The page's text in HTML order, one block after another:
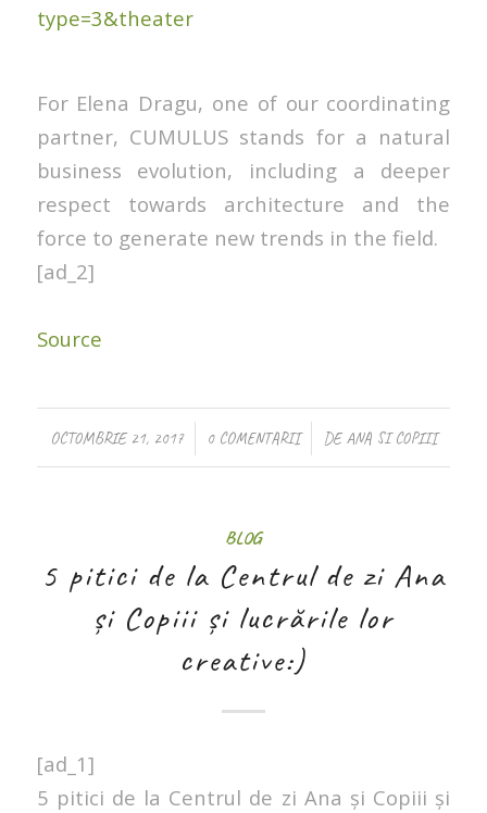
type=3&theater
For Elena Dragu, one of our coordinating
partner, CUMULUS stands for a natural
business evolution, including a deeper
respect towards architecture and the
force to generate new trends in the field.
[ad_2]
Source
OCTOMBRIE 21, 2017
/ 0 COMENTARII
/ DE ANA SI COPIII
BLOG
5 pitici de la Centrul de zi Ana
și Copiii și lucrările lor
creative:)
[ad_1]
5 pitici de la Centrul de zi Ana și Copiii și